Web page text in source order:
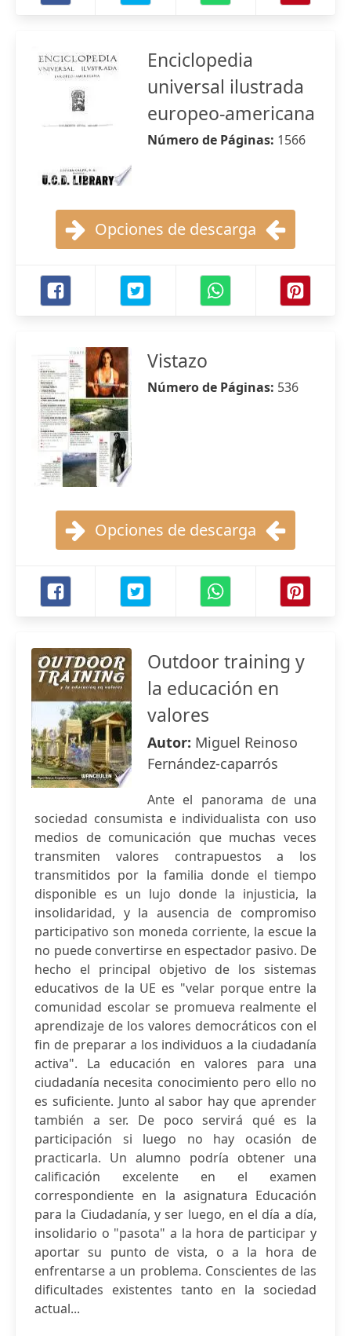
Enciclopedia
universal ilustrada
europeo-americana
Número de Páginas: 1566
Opciones de descarga
Vistazo
Número de Páginas: 536
Opciones de descarga
Outdoor training y
la educación en
valores
Autor: Miguel Reinoso
Fernández-caparrós
Ante el panorama de una
sociedad consumista e individualista con uso
medios de comunicación que muchas veces
transmiten valores contrapuestos a los
transmitidos por la familia donde el tiempo
disponible es un lujo donde la injusticia, la
insolidaridad, y la ausencia de compromiso
participativo son moneda corriente, la escue la
no puede convertirse en espectador pasivo. De
hecho el principal objetivo de los sistemas
educativos de la UE es "velar porque entre la
comunidad escolar se promueva realmente el
aprendizaje de los valores democráticos con el
fin de preparar a los individuos a la ciudadanía
activa". La educación en valores para una
ciudadanía necesita conocimiento pero ello no
es suficiente. Junto al sabor hay que aprender
también a ser. De poco servirá qué es la
participación si luego no hay ocasión de
practicarla. Un alumno podría obtener una
calificación excelente en el examen
correspondiente en la asignatura Educación
para la Ciudadanía, y ser luego, en el día a día,
insolidario o "pasota" a la hora de participar y
aportar su punto de vista, o a la hora de
enfrentarse a un problema. Conscientes de las
dificultades existentes tanto en la sociedad
actual...